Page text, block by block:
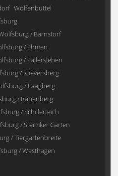
Wolfenbüttel
/ Barnstorf
/ Ehmen
/ Fallersleben
/ Klieversberg
/ Laagberg
/ Rabenberg
/ Schillerteich
/ Steimker Gärten
/ Tiergartenbreite
/ Westhagen